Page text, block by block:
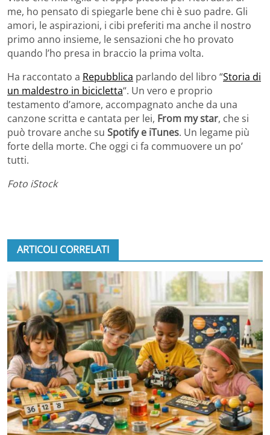
me, ho pensato di spiegarle bene chi è suo padre. Gli
amori, le aspirazioni, i cibi preferiti ma anche il nostro
primo anno insieme, le sensazioni che ho provato
quando l’ho presa in braccio la prima volta.
Ha raccontato a Repubblica parlando del libro “Storia di
un maldestro in bicicletta“. Un vero e proprio
testamento d’amore, accompagnato anche da una
canzone scritta e cantata per lei, From my star, che si
può trovare anche su Spotify e iTunes. Un legame più
forte della morte. Che oggi ci fa commuovere un po’
tutti.
Foto iStock
ARTICOLI CORRELATI